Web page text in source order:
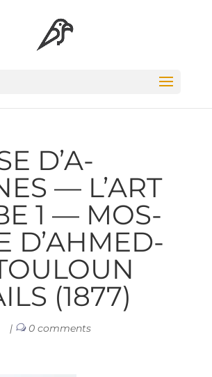
D’A­
— L’ART
1 — MOS­
D’AH­MED-
(1877)
| 0 comments